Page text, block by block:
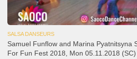
SALSA DANSEURS
Samuel Funflow and Marina Pyatnitsyna
For Fun Fest 2018, Mon 05.11.2018 (SC)